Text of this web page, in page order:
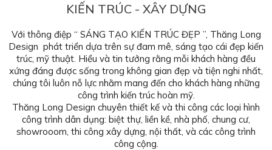
KIẾN TRÚC - XÂY DỰNG
Với thông điệp “ SÁNG TẠO KIẾN TRÚC ĐẸP ”, Thăng Long
Design phát triển dựa trên sự đam mê, sáng tạo cái đẹp kiến
trúc, mỹ thuật. Hiểu và tin tưởng rằng mỗi khách hàng đều
xứng đáng được sống trong không gian đẹp và tiện nghi nhất,
chúng tôi luôn nỗ lực nhằm mang đến cho khách hàng những
công trình kiến trúc hoàn mỹ.
Thăng Long Design chuyên thiết kế và thi công các loại hình
công trình dân dụng: biệt thự, liền kề, nhà phố, chung cư,
showrooom, thi công xây dựng, nội thất, và các công trình
công cộng.